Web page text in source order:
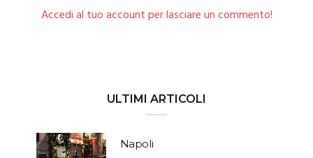
Accedi al tuo account per lasciare un commento!
ULTIMI ARTICOLI
Napoli